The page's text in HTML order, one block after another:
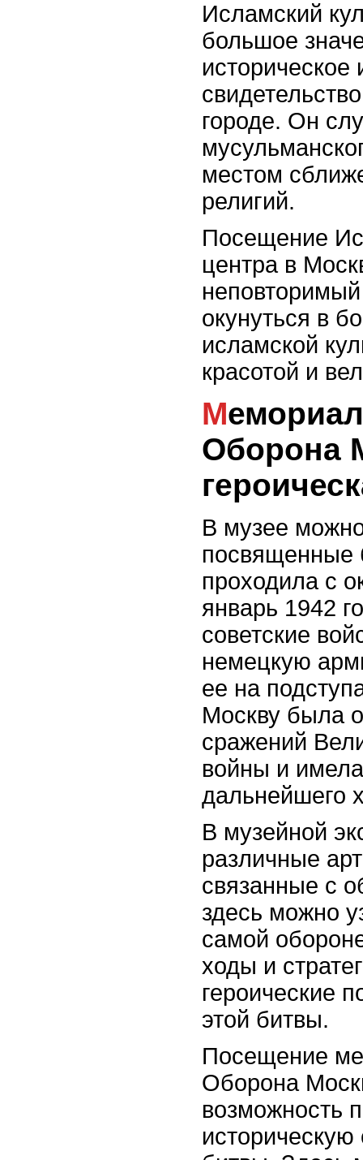
Исламский
большое
историческое
городе. Он
местом
религий.
Посещение
центра в
окунуться в
исламской
красотой и
Мемориальный музей
Оборона
В музее
посвященные
проходила с
январь 1942
советские
немецкую
ее на
Москву была
сражений
войны и
дальнейшего
В музейной
различные
связанные с
здесь можно
самой
ходы и
героические
этой битвы.
Посещение
Оборона
возможность
историческую